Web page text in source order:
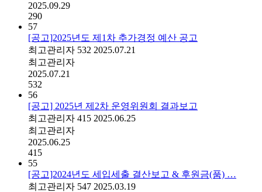
2025.09.29
290
57
[공고]2025년도 제1차 추가경정 예산 공고
최고관리자 532 2025.07.21
최고관리자
2025.07.21
532
56
[공고] 2025년 제2차 운영위원회 결과보고
최고관리자 415 2025.06.25
최고관리자
2025.06.25
415
55
[공고]2024년도 세입세출 결산보고 & 후원금(품) …
최고관리자 547 2025.03.19